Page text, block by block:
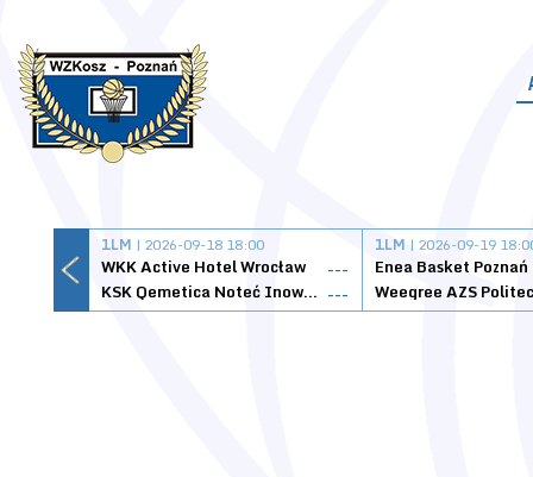
1LM | 2026-09-18 18:00
WKK Active Hotel Wrocław
---
KSK Qemetica Noteć Inowrocław ---
1LM | 2026-09-19
Enea Basket Poznań